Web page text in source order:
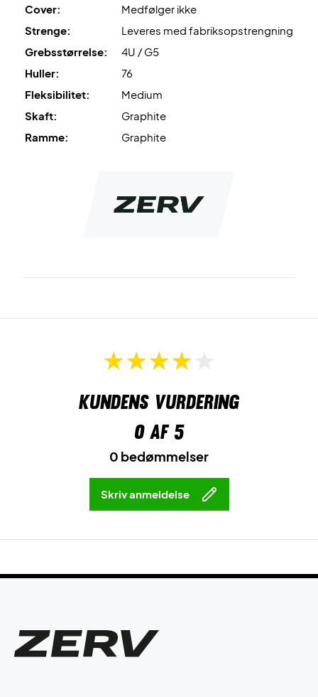
Cover:
Medfølger ikke
Strenge:
Leveres med fabriksopstrengning
Grebsstørrelse:
4U / G5
Huller:
76
Fleksibilitet:
Medium
Skaft:
Graphite
Ramme:
Graphite
Kundens vurdering
0af 5
0 bedømmelser
Skriv anmeldelse